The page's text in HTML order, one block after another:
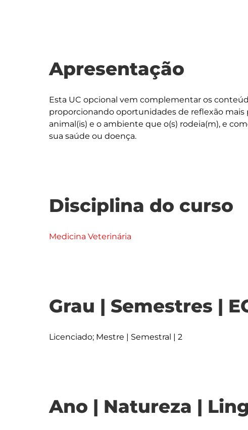
Apresentação
Esta UC opcional vem complementar os
proporcionando oportunidades de reflexão mais
animal(is) e o ambiente que o(s) rodeia(m), e
Disciplina do curso
Medicina Veterinária
Grau | Semestres |
Licenciado; Mestre | Semestral | 2
Ano | Natureza |